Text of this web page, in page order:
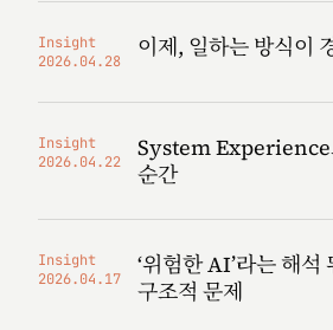
Insight
2026.04.28
이제, 일하는 방식이
Insight
2026.04.22
System Experience
순간
Insight
2026.04.17
‘위험한 AI’라는 해석
구조적 문제